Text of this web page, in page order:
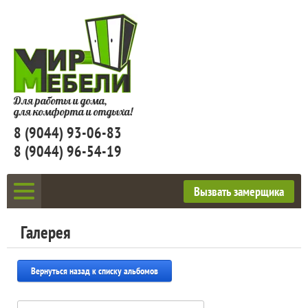
Для работы и дома,
для комфорта и отдыха!
8 (9044) 93-06-83
8 (9044) 96-54-19
Вызвать замерщика
Галерея
Вернуться назад к списку альбомов